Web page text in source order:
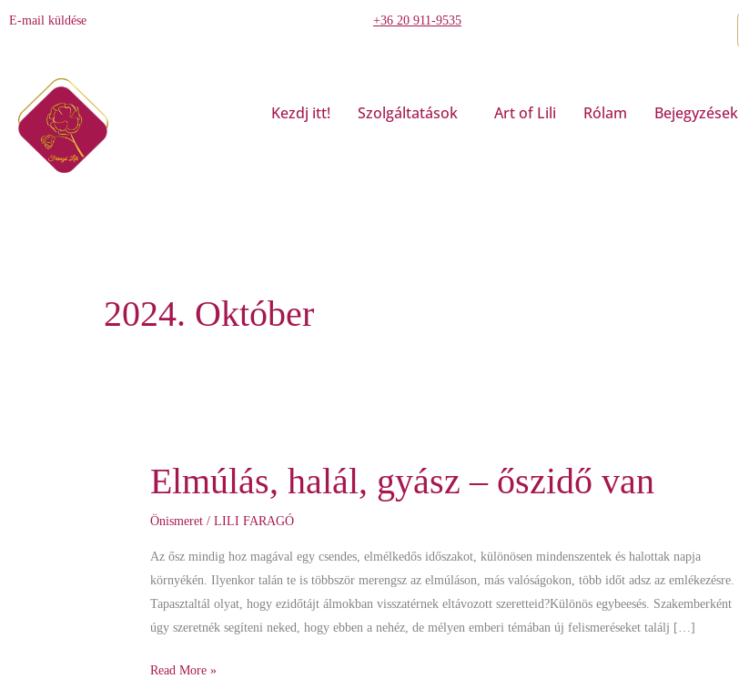
E-mail küldése +36 20 911-9535
Kezdj itt! Szolgáltatások Art of Lili Rólam Bejegyzések
2024. Október
Elmúlás, halál, gyász – őszidő van
Önismeret /LILI FARAGÓ
Az ősz mindig hoz magával egy csendes, elmélkedős időszakot, különösen mindenszentek és halottak napja
környékén. Ilyenkor talán te is többször merengsz az elmúláson, más valóságokon, több időt adsz az emlékezésre.
Tapasztaltál olyat, hogy ezidőtájt álmokban visszatérnek eltávozott szeretteid?Különös egybeesés. Szakemberként
úgy szeretnék segíteni neked, hogy ebben a nehéz, de mélyen emberi témában új felismeréseket találj […]
Elmúlás,
halál,
gyász
őszidő
van
Read More »